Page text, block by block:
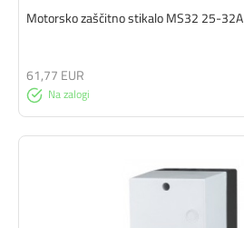
Motorsko zaščitno stikalo MS32 25-32A
Na zalogi
61,77 EUR